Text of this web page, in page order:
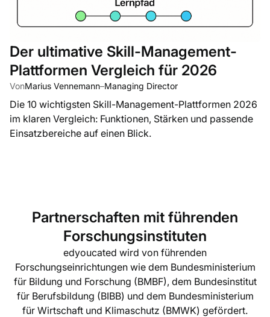
Der ultimative Skill-Management-
Plattformen Vergleich für 2026
VonMarius Vennemann–Managing Director
Die 10 wichtigsten Skill-Management-Plattformen 2026
im klaren Vergleich: Funktionen, Stärken und passende
Einsatzbereiche auf einen Blick.
Partnerschaften mit führenden
Forschungsinstituten
edyoucated wird von führenden
Forschungseinrichtungen wie dem Bundesministerium
für Bildung und Forschung (BMBF), dem Bundesinstitut
für Berufsbildung (BIBB) und dem Bundesministerium
für Wirtschaft und Klimaschutz (BMWK) gefördert.